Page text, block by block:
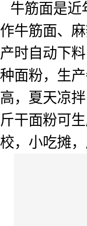
牛筋面是近
作牛筋面、
产时自动下
种面粉，生
高，夏天凉
斤干面粉可
校，小吃摊